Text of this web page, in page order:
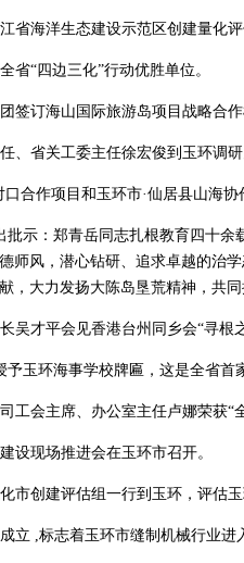
省海洋生态建设示范区创建量化
省“四边三化”行动优胜单位。
签订海山国际旅游岛项目战略合
、省关工委主任徐宏俊到玉环调
口合作项目和玉环市·仙居县山海协
批示：郑青岳同志扎根教育四十
师风，潜心钻研、追求卓越的治
，大力发扬大陈岛垦荒精神，共
吴才平会见香港台州同乡会“寻根
予玉环海事学校牌匾，这是全省首
工会主席、办公室主任卢娜荣获“
设现场推进会在玉环市召开。
市创建评估组一行到玉环，评估
立 ,标志着玉环市缝制机械行业